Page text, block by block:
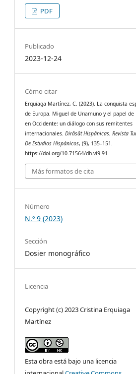
PDF
Publicado
2023-12-24
Cómo citar
Erquiaga Martínez, C. (2023). La conquista
de Europa. Miguel de Unamuno y el papel de
en Occidente: un diálogo con sus remitentes
internacionales.Dirāsāt Hispānicas. Revista
De Estudios Hispánicos, (9), 135–151.
https://doi.org/10.71564/dh.vi9.91
Más formatos de cita
Número
N.º 9 (2023)
Sección
Dosier monográfico
Licencia
Copyright (c) 2023 Cristina Erquiaga
Martínez
Esta obra está bajo una licencia